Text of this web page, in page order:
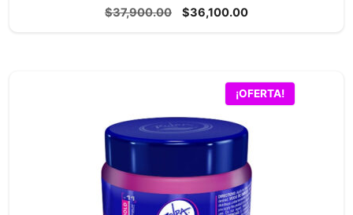
0
d
$37,900.00
El
$36,100.00El
¡OFERTA!